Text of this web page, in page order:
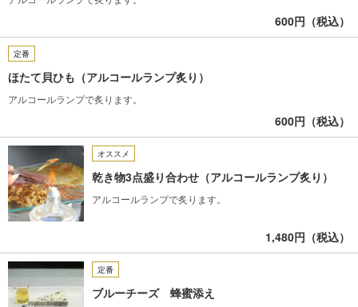
600円（税込）
定番
ほたて貝ひも（アルコールランプ炙り）
アルコールランプで炙ります。
600円（税込）
オススメ
乾き物3点盛り合わせ（アルコールランプ炙り）
アルコールランプで炙ります。
1,480円（税込）
定番
ブルーチーズ 蜂蜜添え